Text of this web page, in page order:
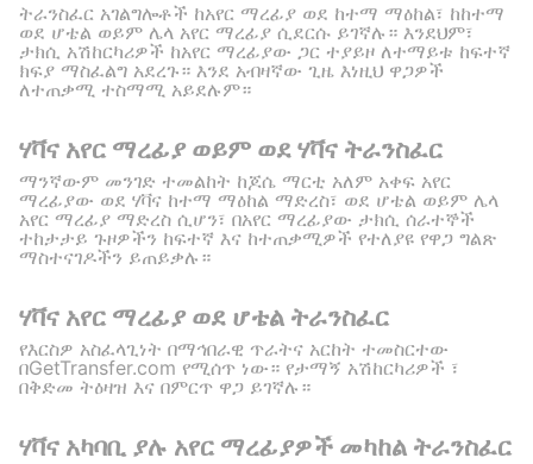
ትራንስፈር አገልግሎቶች ከአየር ማረፊያ ወደ ከተማ ማዕከል፣ ከከተማ
ወደ ሆቴል ወይም ሌላ አየር ማረፊያ ሲደርሱ ይገኛሉ። እንደህም፣
ታክሲ አሽከርካሪዎች ከአየር ማረፊያው ጋር ተያይዞ ለተማይቱ ከፍተኛ
ክፍያ ማስፈልግ አደረጉ። እንደ አብዛኛው ጊዜ እነዚህ ዋጋዎች
ለተጠቃሚ ተስማሚ አይደሉም።
ሃቫና አየር ማረፊያ ወይም ወደ ሃቫና ትራንስፈር
ማንኛውም መንገድ ተመልከት ከጆሴ ማርቲ አለም አቀፍ አየር
ማረፊያው ወደ ሃቫና ከተማ ማዕከል ማድረስ፣ ወደ ሆቴል ወይም ሌላ
አየር ማረፊያ ማድረስ ሲሆን፣ በአየር ማረፊያው ታክሲ ሰራተኞች
ተከታታይ ጉዞዎችን ከፍተኛ እና ከተጠቃሚዎች የተለያዩ የዋጋ ግልጽ
ማስተናገዶችን ይጠይቃሉ።
ሃቫና አየር ማረፊያ ወደ ሆቴል ትራንስፈር
የእርስዎ አስፈላጊነት በማኅበራዊ ጥራትና አርከት ተመስርተው
በGetTransfer.com የሚሰጥ ነው። የታማኝ አሽከርካሪዎች ፣
በቅድመ ትዕዛዝ እና በምርጥ ዋጋ ይገኛሉ።
ሃቫና አካባቢ ያሉ አየር ማረፊያዎች መካከል ትራንስፈር